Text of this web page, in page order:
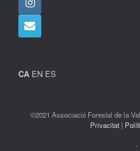
CA EN ES
©2021 Associació Forestal de la
Privacitat |